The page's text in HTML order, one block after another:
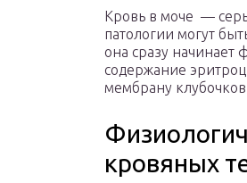
Кровь в моче —
патологии могут
она сразу начинает
содержание
мембрану
кровяных